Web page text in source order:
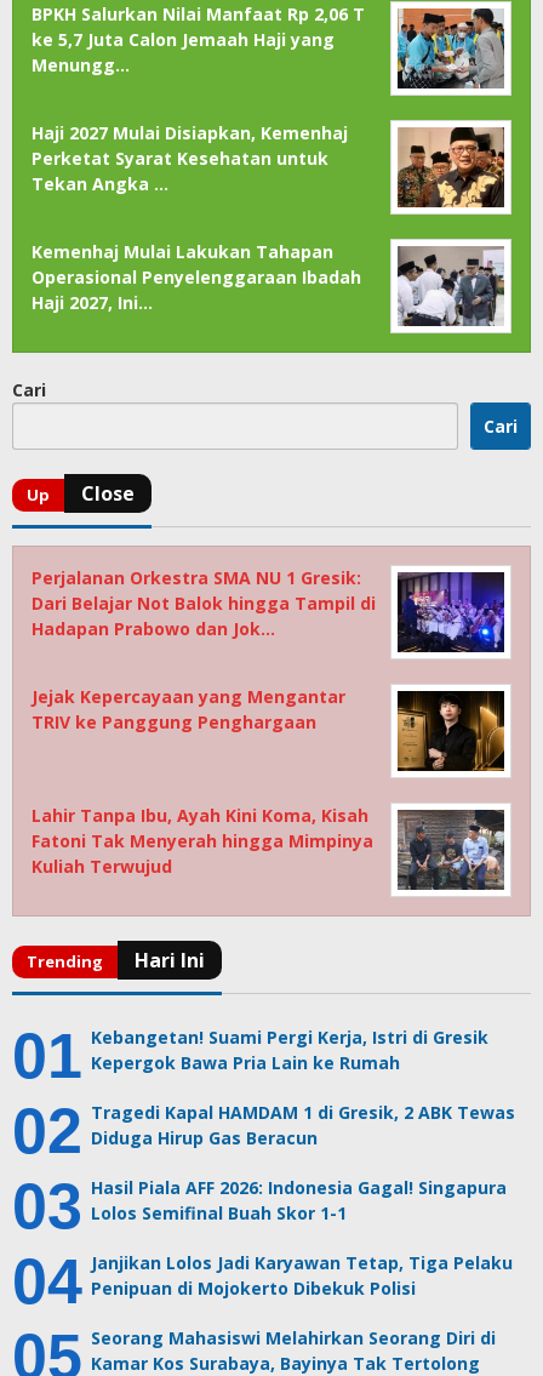
BPKH Salurkan Nilai Manfaat Rp 2,06 T
ke 5,7 Juta Calon Jemaah Haji yang
Menungg…
Haji 2027 Mulai Disiapkan, Kemenhaj
Perketat Syarat Kesehatan untuk
Tekan Angka …
Kemenhaj Mulai Lakukan Tahapan
Operasional Penyelenggaraan Ibadah
Haji 2027, Ini…
Cari
Cari
Perjalanan Orkestra SMA NU 1 Gresik:
Dari Belajar Not Balok hingga Tampil di
Hadapan Prabowo dan Jok…
Jejak Kepercayaan yang Mengantar
TRIV ke Panggung Penghargaan
Lahir Tanpa Ibu, Ayah Kini Koma, Kisah
Fatoni Tak Menyerah hingga Mimpinya
Kuliah Terwujud
Kebangetan! Suami Pergi Kerja, Istri di Gresik
Kepergok Bawa Pria Lain ke Rumah
Tragedi Kapal HAMDAM 1 di Gresik, 2 ABK Tewas
Diduga Hirup Gas Beracun
Hasil Piala AFF 2026: Indonesia Gagal! Singapura
Lolos Semifinal Buah Skor 1-1
Janjikan Lolos Jadi Karyawan Tetap, Tiga Pelaku
Penipuan di Mojokerto Dibekuk Polisi
Seorang Mahasiswi Melahirkan Seorang Diri di
Kamar Kos Surabaya, Bayinya Tak Tertolong